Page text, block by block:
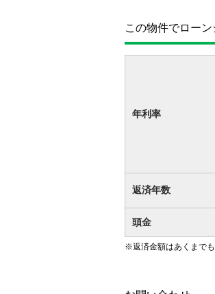
この物件でロー
年利率
返済年数
頭金
※返済金額はあくまでも